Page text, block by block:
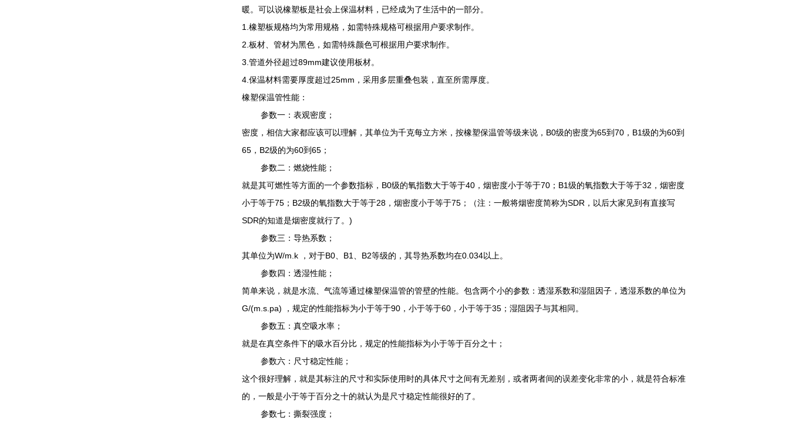
暖。可以说橡塑板是社会上保温材料，已经成为了生活中的一部分。
1.橡塑板规格均为常用规格，如需特殊规格可根据用户要求制作。
2.板材、管材为黑色，如需特殊颜色可根据用户要求制作。
3.管道外径超过89mm建议使用板材。
4.保温材料需要厚度超过25mm，采用多层重叠包装，直至所需厚度。
橡塑保温管性能：
参数一：表观密度；
密度，相信大家都应该可以理解，其单位为千克每立方米，按橡塑保温管等级来说，B0级的密度为65到70，B1级的为60到
65，B2级的为60到65；
参数二：燃烧性能；
就是其可燃性等方面的一个参数指标，B0级的氧指数大于等于40，烟密度小于等于70；B1级的氧指数大于等于32，烟密度
小于等于75；B2级的氧指数大于等于28，烟密度小于等于75；（注：一般将烟密度简称为SDR，以后大家见到有直接写
SDR的知道是烟密度就行了。)
参数三：导热系数；
其单位为W/m.k ，对于B0、B1、B2等级的，其导热系数均在0.034以上。
参数四：透湿性能；
简单来说，就是水流、气流等通过橡塑保温管的管壁的性能。包含两个小的参数：透湿系数和湿阻因子，透湿系数的单位为
G/(m.s.pa) ，规定的性能指标为小于等于90，小于等于60，小于等于35；湿阻因子与其相同。
参数五：真空吸水率；
就是在真空条件下的吸水百分比，规定的性能指标为小于等于百分之十；
参数六：尺寸稳定性能；
这个很好理解，就是其标注的尺寸和实际使用时的具体尺寸之间有无差别，或者两者间的误差变化非常的小，就是符合标准
的，一般是小于等于百分之十的就认为是尺寸稳定性能很好的了。
参数七：撕裂强度；